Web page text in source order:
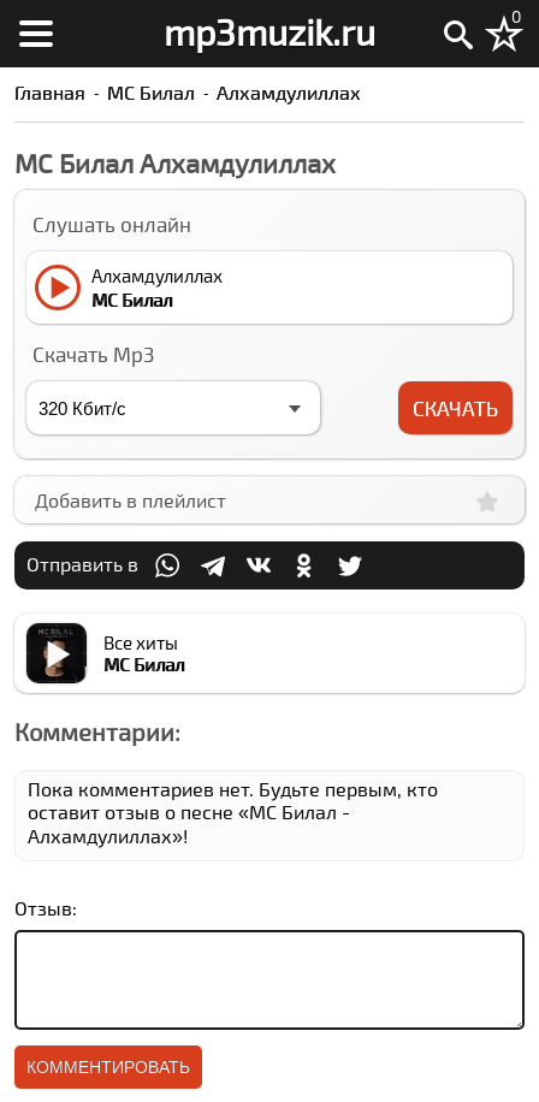
mp3muzik.ru 0
Главная МC Билал Алхамдулиллах
МC Билал Алхамдулиллах
Слушать онлайн
Алхамдулиллах
МC Билал
Скачать Mp3
СКАЧАТЬ
Добавить в плейлист
Отправить в
Все хиты
МC Билал
Комментарии:
Пока комментариев нет. Будьте первым, кто
оставит отзыв о песне «МC Билал -
Алхамдулиллах»!
Отзыв: